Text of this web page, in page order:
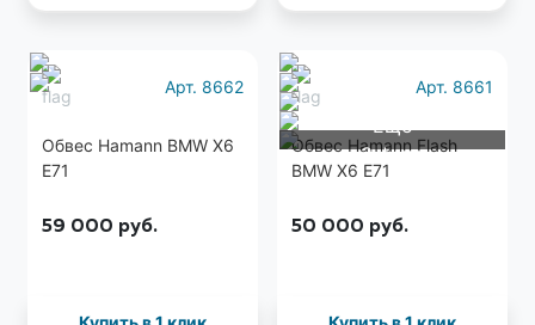
Арт. 8662
Обвес Hamann BMW X6
E71
59 000 руб.
Еще
3 фото
Арт. 8661
Обвес Hamann Flash
BMW X6 E71
50 000 руб.